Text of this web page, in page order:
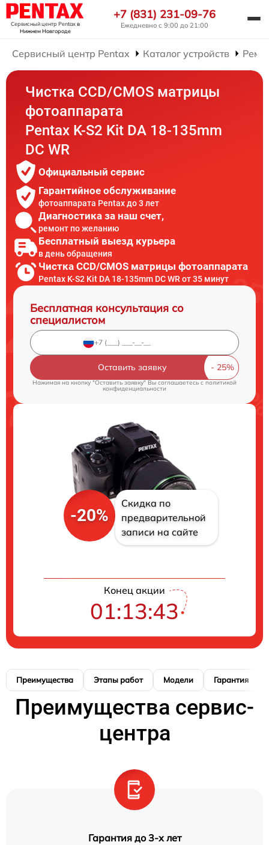
Сервисный центр Pentaxв
Нижнем Новгороде
+7 (831) 231-09-76
Ежедневно с 9:00 до 21:00
Сервисный центр Pentax Каталог устройств
Чистка CCD/CMOS матрицы
фотоаппарата
Pentax K-S2 Kit DA 18-135mm
DC WR
Официальный сервис
Гарантийное обслуживание
фотоаппарата Pentax до 3 лет
Диагностика за наш счет,
ремонт по желанию
Бесплатный выезд курьера
в день обращения
Чистка CCD/CMOS матрицы фотоаппарата
Pentax K-S2 Kit DA 18-135mm DC WR от 35 минут
Бесплатная консультация со
специалистом
Оставить заявку
Нажимая на кнопку "Оставить заявку" Вы соглашаетесь cполитикой
конфиденциальности
-20%
Скидка по
предварительной
записи на сайте
Конец акции
01:13:42
Преимущества Этапы работ Модели Гарантия
Преимущества сервис-
центра
Гарантия до 3-х лет